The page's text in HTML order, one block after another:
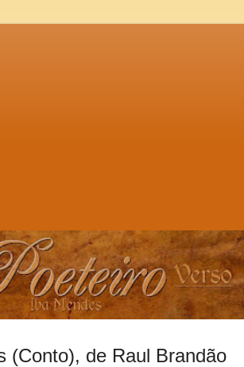
(Conto), de Raul Brandão